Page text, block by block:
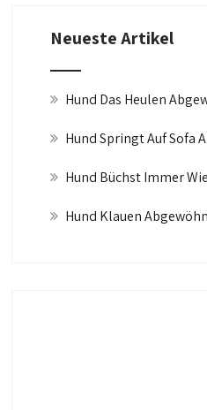
Neueste Artikel
Hund Das Heulen
Hund Springt Auf Sofa
Hund Büchst Immer
Hund Klauen